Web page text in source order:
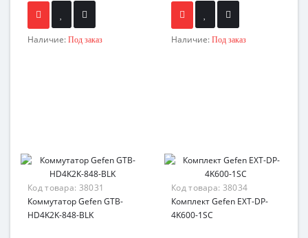
Наличие: Под заказ Наличие: Под заказ
Код товара: 38031
Коммутатор Gefen GTB-
HD4K2K-848-BLK
Код товара: 38034
Комплект Gefen EXT-DP-
4K600-1SC